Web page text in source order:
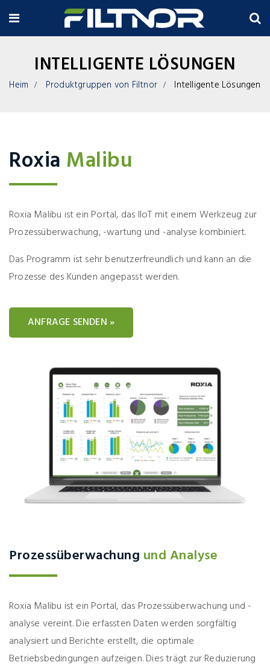
INTELLIGENTE LÖSUNGEN
Heim Produktgruppen von Filtnor Intelligente Lösungen
Roxia Malibu
Roxia Malibu ist ein Portal, das IIoT mit einem Werkzeug zur
Prozessüberwachung, -wartung und -analyse kombiniert.
Das Programm ist sehr benutzerfreundlich und kann an die
Prozesse des Kunden angepasst werden.
ANFRAGE SENDEN »
Prozessüberwachung und Analyse
Roxia Malibu ist ein Portal, das Prozessüberwachung und -
analyse vereint. Die erfassten Daten werden sorgfältig
analysiert und Berichte erstellt, die optimale
Betriebsbedingungen aufzeigen. Dies trägt zur Reduzierung